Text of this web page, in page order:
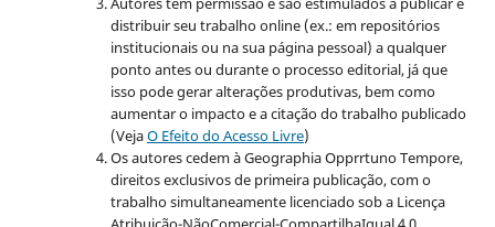
distribuir seu trabalho online (ex.: em repositórios
institucionais ou na sua página pessoal) a qualquer
ponto antes ou durante o processo editorial, já que
isso pode gerar alterações produtivas, bem como
aumentar o impacto e a citação do trabalho publicado
(VejaO Efeito do Acesso Livre)
Os autores cedem à Geographia Opprrtuno Tempore,
direitos exclusivos de primeira publicação, com o
trabalho simultaneamente licenciado sob a Licença